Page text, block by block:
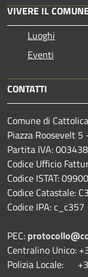
VIVERE IL
Luoghi
Eventi
CONTATTI
Comune di Cattolica
Piazza Roosevelt
Partita IVA:
Codice Ufficio
Codice ISTAT:
Codice Catastale:
Codice IPA: c_c357
PEC:
Centralino Unico:
Polizia Locale: